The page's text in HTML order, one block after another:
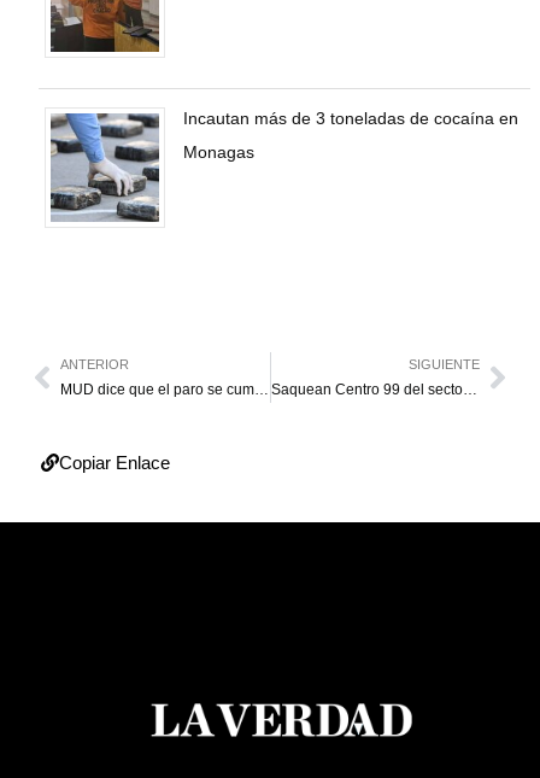
Incautan más de 3 toneladas de cocaína en
Monagas
ANTERIOR
MUD dice que el paro se cumplió en un 85 %
SIGUIENTE
Saquean Centro 99 del sector 18 de Octubre
Copiar Enlace